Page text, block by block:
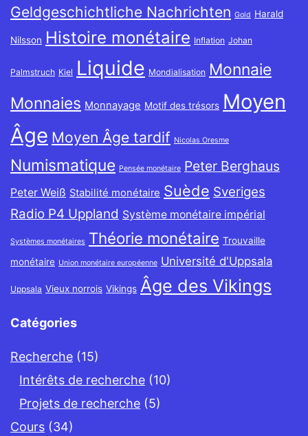
Geldgeschichtliche Nachrichten Gold Harald
Nilsson Histoire monétaire Inflation Johan
Palmstruch Kiel Liquide Mondialisation Monnaie
Monnaies Monnayage Motif des trésors Moyen
Âge Moyen Âge tardif Nicolas Oresme
Numismatique Pensée monétaire Peter Berghaus
Peter Weiß Stabilité monétaire Suède Sveriges
Radio P4 Uppland Système monétaire impérial
Systèmes monétaires Théorie monétaire Trouvaille
monétaire Union monétaire européenne Université d'Uppsala
Uppsala Vieux norrois Vikings Âge des Vikings
Catégories
Recherche (15)
Intérêts de recherche (10)
Projets de recherche (5)
Cours (34)